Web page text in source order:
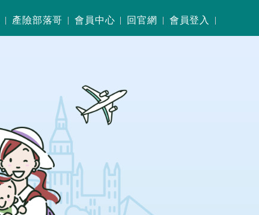
產險部落哥 會員中心 回官網 會員登入